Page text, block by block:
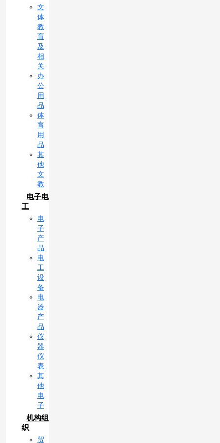
文
体
教
育
及
相
关
办
公
用
品
体
育
用
品
其
他
文
教
电子电
工
电
子
产
品
电
工
设
备
电
器
产
品
仪
器
仪
表
其
他
电
子
机构组
织
贸